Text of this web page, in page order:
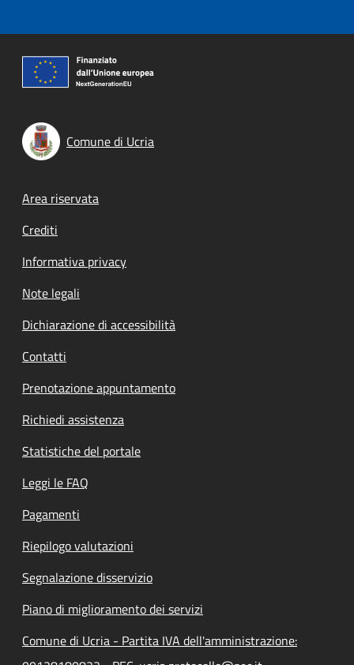
Comune di Ucria
Footer menu
Area riservata
Crediti
Informativa privacy
Note legali
Dichiarazione di accessibilità
Contatti
Prenotazione appuntamento
Richiedi assistenza
Statistiche del portale
Leggi le FAQ
Pagamenti
Riepilogo valutazioni
Segnalazione disservizio
Piano di miglioramento dei servizi
Comune di Ucria - Partita IVA dell'amministrazione: